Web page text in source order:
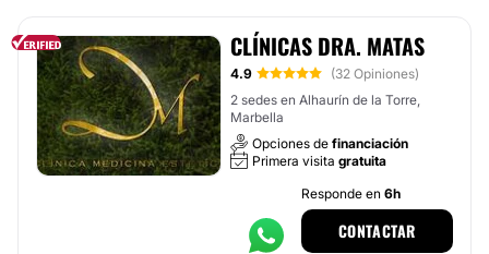
CLÍNICAS DRA. MATAS
4.9
(32 Opiniones)
2 sedes en Alhaurín de la Torre,
Marbella
Opciones de financiación
Primera visita gratuita
Responde en 6h
CONTACTAR